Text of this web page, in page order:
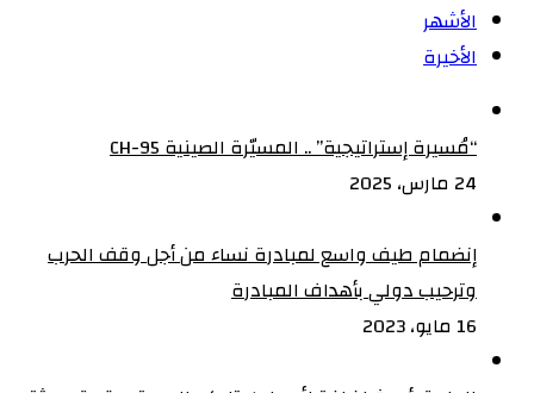
الأشهر
الأخيرة
“مُسيرة إستراتيجية” .. المسيّرة الصينية CH-95
24 مارس، 2025
إنضمام طيف واسع لمبادرة نساء من أجل وقف الحرب
وترحيب دولي بأهداف المبادرة
16 مايو، 2023